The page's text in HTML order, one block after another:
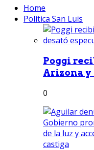
Home
Política San Luis
Poggi
Arizona y
0